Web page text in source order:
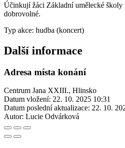
Účinkují žáci Základní umělecké
dobrovolné.
Typ akce: hudba (koncert)
Další informace
Adresa místa konání
Centrum Jana XXIII., Hlinsko
Datum vložení: 22. 10. 2025 10:31
Datum poslední aktualizace: 22. 10.
Autor: Lucie Odvárková